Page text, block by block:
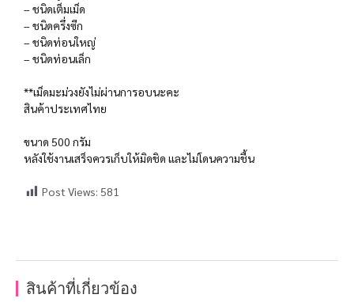
– ชนิดเต็มเม็ด
– ชนิดครึ่งซีก
– ชนิดท่อนใหญ่
– ชนิดท่อนเล็ก
**เม็ดมะม่วงยังไม่ผ่านการอบนะคะ
สินค้าประเทศไทย
ขนาด 500 กรัม
หลังใช้งานเสร็จควรเก็บให้มิดชิด และไม่โดนความชื้น
Post Views: 581
สินค้าที่เกี่ยวข้อง